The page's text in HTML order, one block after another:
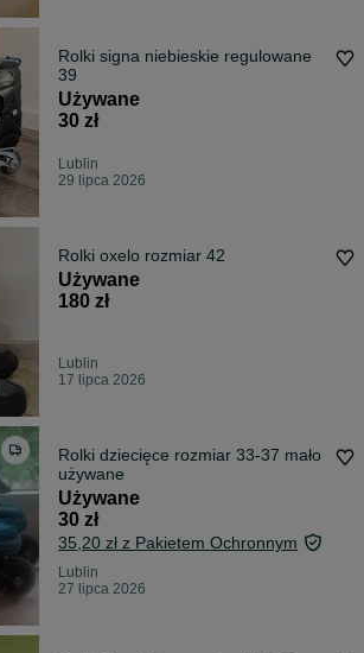
Rolki signa niebieskie regulowane
39
Używane
30 zł
Lublin
29 lipca 2026
Rolki oxelo rozmiar 42
Używane
180 zł
Lublin
17 lipca 2026
Rolki dziecięce rozmiar 33-37 mało
używane
Używane
30 zł
35,20 zł z Pakietem Ochronnym
Lublin
27 lipca 2026